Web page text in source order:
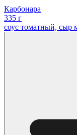
Карбонара
335 г
соус томатный, сыр